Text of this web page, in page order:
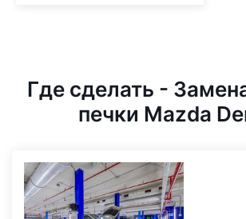
Где сделать -
печки Mazda